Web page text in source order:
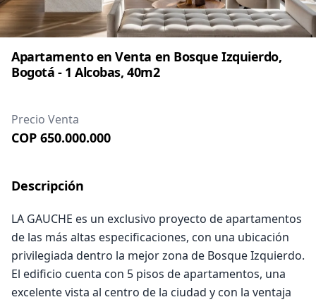
Apartamento en Venta en Bosque Izquierdo,
Bogotá - 1 Alcobas, 40m2
Precio Venta
COP 650.000.000
Descripción
LA GAUCHE es un exclusivo proyecto de apartamentos
de las más altas especificaciones, con una ubicación
privilegiada dentro la mejor zona de Bosque Izquierdo.
El edificio cuenta con 5 pisos de apartamentos, una
excelente vista al centro de la ciudad y con la ventaja